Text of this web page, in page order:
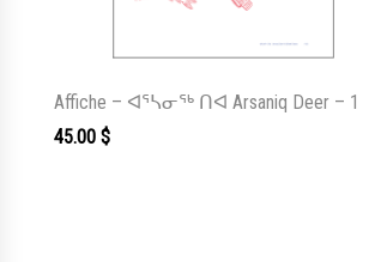
Affiche – ᐊᕐᓴᓂᖅ ᑎᐊ Arsaniq Deer – 1
45.00 $